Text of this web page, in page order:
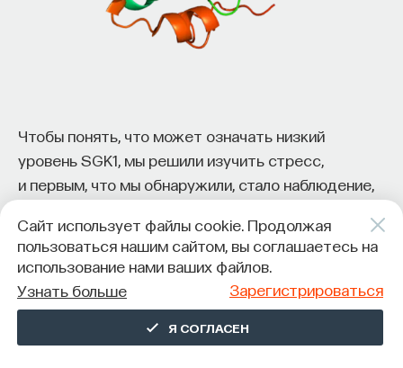
Чтобы понять, что может означать низкий
уровень SGK1, мы решили изучить стресс,
и первым, что мы обнаружили, стало наблюдение,
понижается уровень SGK1. Вторым нашим шагом,
особенно интересным, стала постановка вопроса:
«Что происходит, если уровень SGK1 сам по себе
низкий? Имеет ли низкий уровень SGK1 какое-то
значение?» Мы вывели животных с низким
Сайт использует файлы cookie. Продолжая
пользоваться нашим сайтом, вы соглашаетесь на
использование нами ваших файлов.
Узнать больше
Зарегистрироваться
Я СОГЛАСЕН